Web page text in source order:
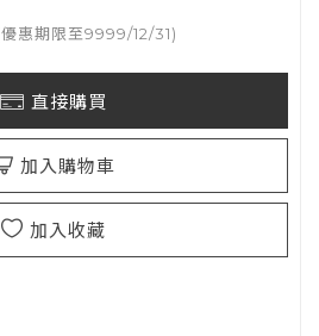
惠期限至9999/12/31)
直接購買
加入購物車
加入收藏